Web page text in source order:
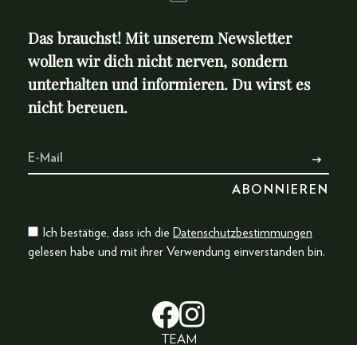
Das brauchst! Mit unserem Newsletter
wollen wir dich nicht nerven, sondern
unterhalten und informieren. Du wirst es
nicht bereuen.
Ich bestätige, dass ich die Datenschutzbestimmungen
gelesen habe und mit ihrer Verwendung einverstanden bin.
TEAM